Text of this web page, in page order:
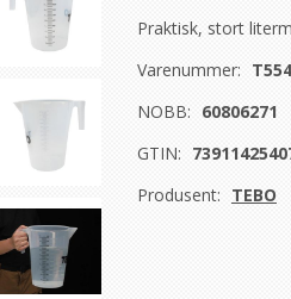
Praktisk, stort
Varenummer:
NOBB: 60806271
GTIN:
Produsent: TEBO